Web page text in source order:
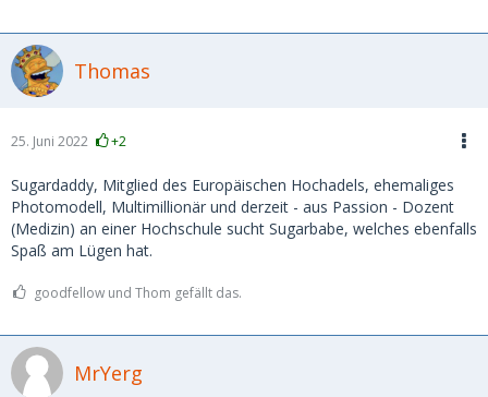
Thomas
25. Juni 2022 +2
Sugardaddy, Mitglied des Europäischen Hochadels, ehemaliges
Photomodell, Multimillionär und derzeit - aus Passion - Dozent
(Medizin) an einer Hochschule sucht Sugarbabe, welches ebenfalls
Spaß am Lügen hat.
goodfellow und Thom gefällt das.
MrYerg